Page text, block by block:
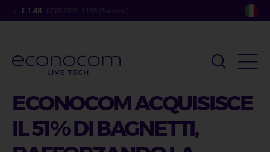
Salta
al
principale
€ 1.48 07-08-2026- 19:35 (Euronext)
ECONOCOM ACQUISISCE
IL 51% DI BAGNETTI,